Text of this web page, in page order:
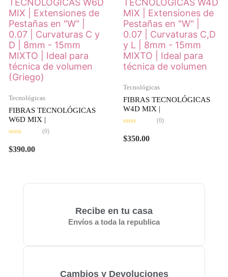
Tecnológicas
FIBRAS TECNOLÓGICAS
W6D MIX |
en
0
(0)
$390.00
Tecnológicas
FIBRAS TECNOLÓGICAS
W4D MIX |
en
0
(0)
$350.00
Recibe en tu casa
Envíos a toda la republica
Cambios y Devoluciones